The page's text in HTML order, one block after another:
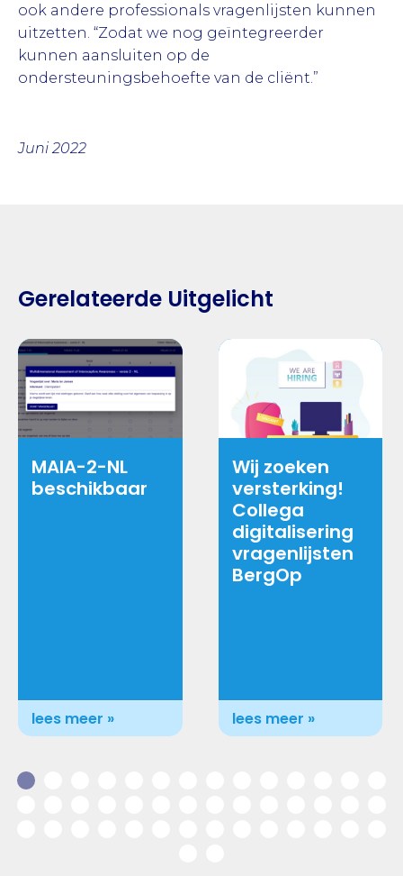
ook andere professionals vragenlijsten kunnen
uitzetten. “Zodat we nog geïntegreerder
kunnen aansluiten op de
ondersteuningsbehoefte van de cliënt.”
Juni 2022
Gerelateerde Uitgelicht
MAIA-2-NL
beschikbaar
lees meer »
Wij zoeken
versterking!
Collega
digitalisering
vragenlijsten
BergOp
lees meer »